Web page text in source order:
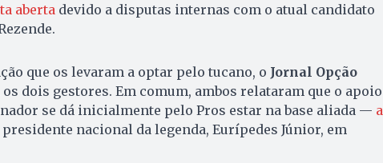
aberta devido a disputas internas com o atual candidato
que os levaram a optar pelo tucano, o Jornal Opção
dois gestores. Em comum, ambos relataram que o apoio
se dá inicialmente pelo Pros estar na base aliada — a
nacional da legenda, Eurípedes Júnior, em